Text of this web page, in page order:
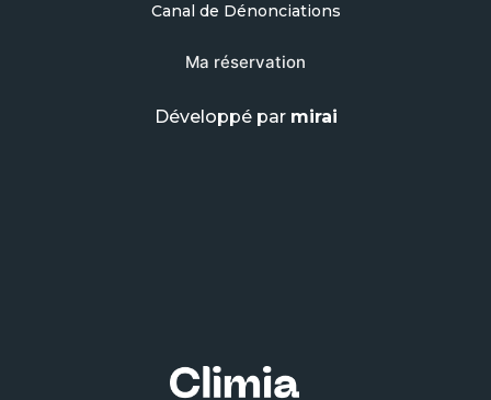
Canal de Dénonciations
Ma réservation
Développé par mirai